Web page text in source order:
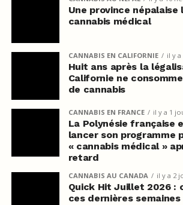
Une province népalaise
cannabis médical
CANNABIS EN CALIFORNIE il y
Huit ans après la
Californie ne
de cannabis
CANNABIS EN FRANCE il y a 1
La Polynésie française
lancer son programme
« cannabis médical »
retard
CANNABIS AU CANADA il y a 2
Quick Hit Juillet 2026 :
ces dernières semaines